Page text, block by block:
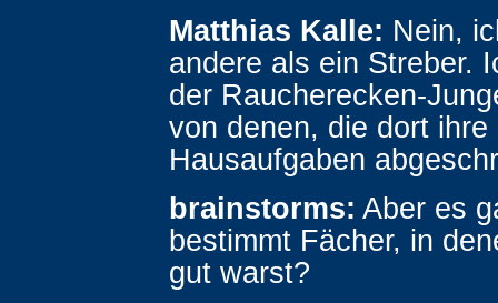
Matthias Kalle: Nein,
andere als ein Streber.
der Raucherecken-
von denen, die dort ihre
Hausaufgaben
brainstorms: Aber es
bestimmt Fächer, in
gut warst?